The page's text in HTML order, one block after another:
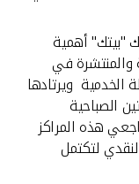
"بيتك" أهمية
والمنتشرة في
الخدمية ويرتادها
الصباحية
هذه المراكز
لتكتمل